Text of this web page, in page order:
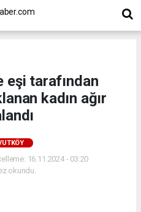
eşi tarafından
kadın ağır
16.11.2024 - 03:20
okundu.